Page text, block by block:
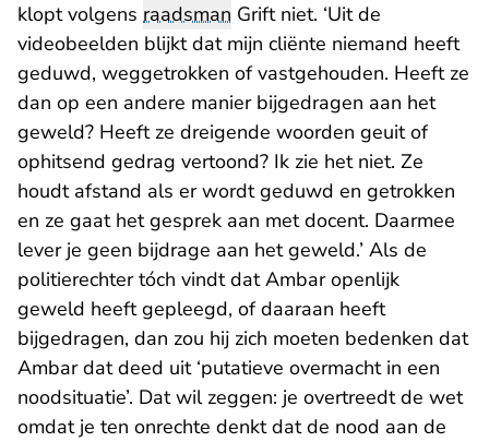
klopt volgens raadsman Grift niet. ‘Uit de
videobeelden blijkt dat mijn cliënte niemand heeft
geduwd, weggetrokken of vastgehouden. Heeft ze
dan op een andere manier bijgedragen aan het
geweld? Heeft ze dreigende woorden geuit of
ophitsend gedrag vertoond? Ik zie het niet. Ze
houdt afstand als er wordt geduwd en getrokken
en ze gaat het gesprek aan met docent. Daarmee
lever je geen bijdrage aan het geweld.’ Als de
politierechter tóch vindt dat Ambar openlijk
geweld heeft gepleegd, of daaraan heeft
bijgedragen, dan zou hij zich moeten bedenken dat
Ambar dat deed uit ‘putatieve overmacht in een
noodsituatie’. Dat wil zeggen: je overtreedt de wet
omdat je ten onrechte denkt dat de nood aan de